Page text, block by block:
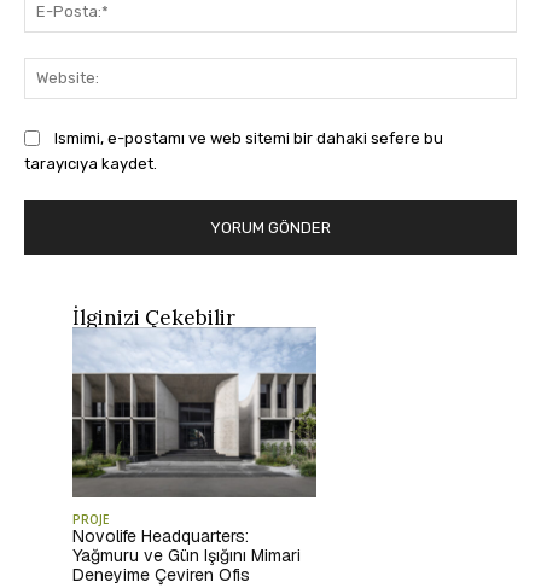
Ismimi, e-postamı ve web sitemi bir dahaki sefere bu
tarayıcıya kaydet.
İlginizi Çekebilir
PROJE
Novolife Headquarters:
Yağmuru ve Gün Işığını Mimari
Deneyime Çeviren Ofis